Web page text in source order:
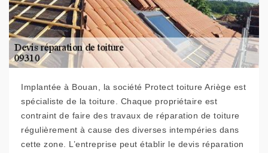
Implantée à Bouan, la société Protect toiture Ariège est
spécialiste de la toiture. Chaque propriétaire est
contraint de faire des travaux de réparation de toiture
régulièrement à cause des diverses intempéries dans
cette zone. L’entreprise peut établir le devis réparation